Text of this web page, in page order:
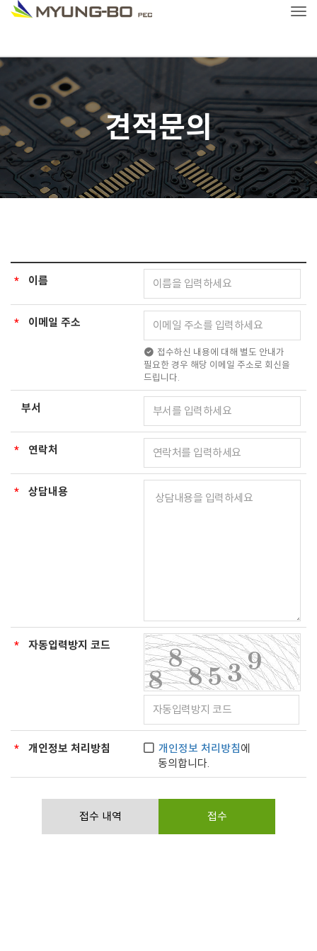
견적문의
* 이름
* 이메일 주소
접수하신 내용에 대해 별도 안내가
필요한 경우 해당 이메일 주소로 회신을
드립니다.
부서
* 연락처
* 상담내용
* 자동입력방지 코드
* 개인정보 처리방침 개인정보 처리방침에
동의합니다.
접수 내역 접수